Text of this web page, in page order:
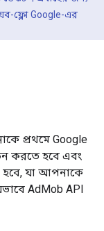
ফ্লো Google-এর
প্রথমে Google
করতে হবে এবং
হবে, যা আপনাকে
AdMob API